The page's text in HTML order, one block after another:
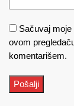
Sačuvaj
ovom
komentarišem.